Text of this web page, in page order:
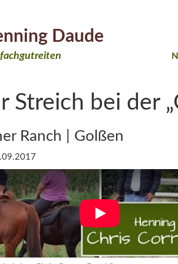
Daude
Streich bei der
Ranch | Golßen